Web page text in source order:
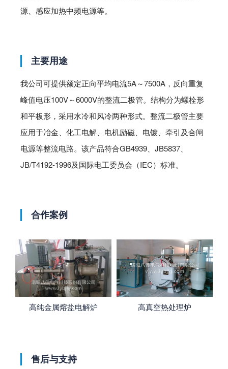
源、感应加热中频电源等。
主要用途
我公司可提供额定正向平均电流5A～7500A，反向重复
峰值电压100V～6000V的整流二极管。结构分为螺栓形
和平板形，采用水冷和风冷两种形式。整流二极管主要
应用于冶金、化工电解、电机励磁、电镀、牵引及合闸
电源等整流电路。该产品符合GB4939、JB5837、
JB/T4192-1996及国际电工委员会（IEC）标准。
合作案例
高纯金属熔盐电解炉 高真空热处理炉
售后与支持